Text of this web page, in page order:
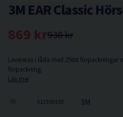
3M EAR Classic
938 kr
869 kr
Levereras i låda med 250st förpackningar
förpackning.
Läs mer
012300103 3M